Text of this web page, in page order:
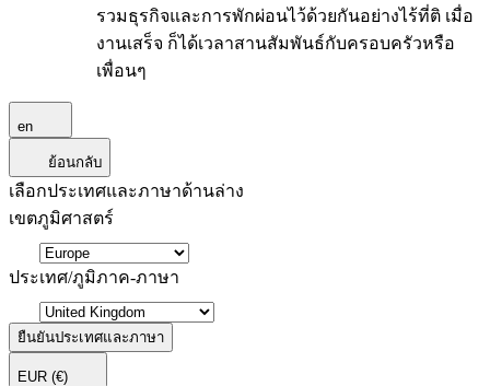
รวมธุรกิจและการพักผ่อนไว้ด้วยกันอย่างไร้ที่ติ เมื่อ
งานเสร็จ ก็ได้เวลาสานสัมพันธ์กับครอบครัวหรือ
เพื่อนๆ
en
ย้อนกลับ
เลือกประเทศและภาษาด้านล่าง
เขตภูมิศาสตร์
ประเทศ/ภูมิภาค-ภาษา
ยืนยันประเทศและภาษา
EUR (€)